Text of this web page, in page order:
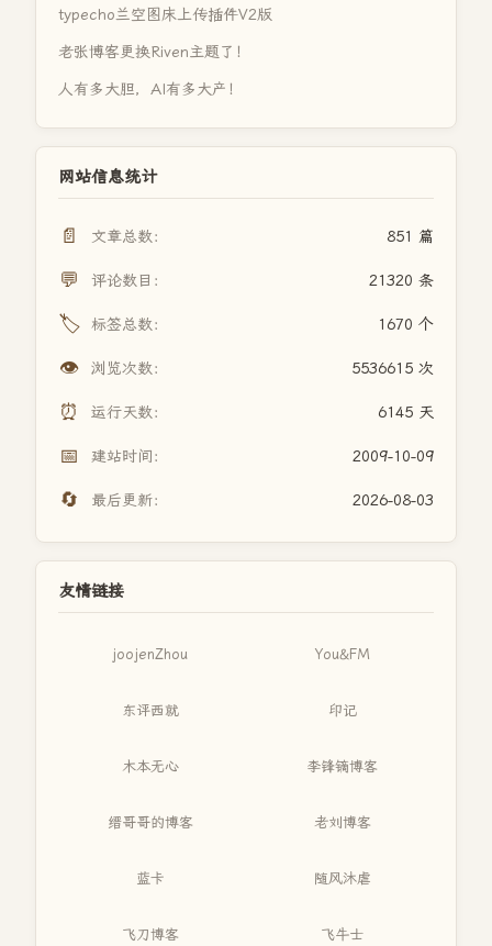
typecho兰空图床上传插件V2版
老张博客更换Riven主题了！
人有多大胆，AI有多大产！
网站信息统计
📄 文章总数： 851 篇
💬 评论数目： 21320 条
🏷️ 标签总数： 1670 个
👁️ 浏览次数： 5536615 次
⏰ 运行天数： 6145 天
📅 建站时间： 2009-10-09
🔄 最后更新： 2026-08-03
友情链接
joojenZhou You&FM
东评西就 印记
木本无心 李锋镝博客
缙哥哥的博客 老刘博客
蓝卡 随风沐虐
飞刀博客 飞牛士